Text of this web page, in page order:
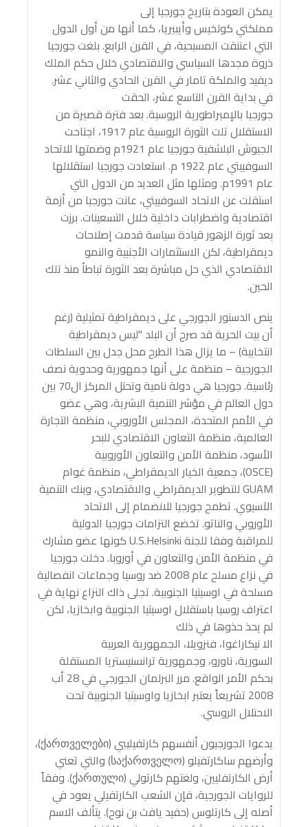
يمكن العودة بتاريخ جورجيا إلى
مملكتي كولخيس وأيبيريا، كما أنها من أول الدول
التي اعتنقت المسيحية، في القرن الرابع. بلغت جورجيا
ذروة مجدها السياسي والاقتصادي خلال حكم الملك
ديفيد والملكة تامار في القرن الحادي والثاني عشر.
في بداية القرن التاسع عشر، الحقت
جورجيا بالإمبراطورية الروسية. بعد فترة قصيرة من
الاستقلال تلت الثورة الروسية عام 1917، اجتاحت
الجيوش البلشفية جورجيا عام 1921م وضمتها للاتحاد
السوفييتي عام 1922 م. استعادت جورجيا استقلالها
عام 1991م. ومثلها مثل العديد من الدول التي
استقلت عن الاتحاد السوفييتي، عانت جورجيا من أزمة
اقتصادية واضطرابات داخلية خلال التسعينات. برزت
بعد ثورة الزهور قيادة سياسة قدمت إصلاحات
ديمقراطية، لكن الاستثمارات الأجنبية والنمو
الاقتصادي الذي حل مباشرة بعد الثورة تباطأ منذ تلك
الحين.
ينص الدستور الجورجي على ديمقراطية تمثيلية (رغم
أن بيت الحرية قد صرح أن البلد "ليس ديمقراطية
انتخابية) – ما يزال هذا الطرح محل جدل بين السلطات
الجورجية – منظمة على أنها جمهورية وحدوية نصف
رئاسية. جورجيا هي دولة نامية وتحتل المركز ال70 بين
دول العالم في مؤشر التنمية البشرية، وهي عضو
في الأمم المتحدة، المجلس الأوروبي، منظمة التجارة
العالمية، منظمة التعاون الاقتصادي للبحر
الأسود، منظمة الأمن والتعاون الأوروبية
(OSCE)، جمعية الخيار الديمقراطي، منظمة غوام
GUAM للتطوير الديمقراطي والاقتصادي، وبنك التنمية
الآسيوي. تطمح جورجيا للانضمام إلى الاتحاد
الأوروبي والناتو. تخضع التزامات جورجيا الدولية
للمراقبة وفقا للجنة U.S.Helsinki كونها عضو مشارك
في منظمة الأمن والتعاون في أوروبا. دخلت جورجيا
في نزاع مسلح عام 2008 ضد روسيا وجماعات انفصالية
مسلحة في اوسيتيا الجنوبية. تجلى ذاك النزاع نهاية في
اعتراف روسيا باستقلال اوسيتيا الجنوبية وابخازيا، لكن
لم يحذ حذوها في ذلك
الا نيكاراغوا، فنزويلا، الجمهورية العربية
السورية، ناورو، وجمهورية ترانسنيستريا المستقلة
بحكم الأمر الواقع. مرر البرلمان الجورجي في 28 أب
2008 تشريعاً يعتبر ابخازيا واوسيتيا الجنوبية تحت
الاحتلال الروسي.
يدعوا الجورجيون أنفسهم كارتفيليبي (ქართველები)،
وأرضهم ساكارتفيلو (საქართველო) والتي تعني
أرض الكارتفليين، ولغتهم كارتولي (ქართული). وفقاً
للروايات الجورجية، فإن الشعب الكارتفيلي يعود في
أصله إلى كارتلوس (حفيد يافث بن نوح). يتألف الاسم